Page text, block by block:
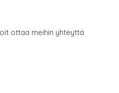
ottaa meihin yhteyttä